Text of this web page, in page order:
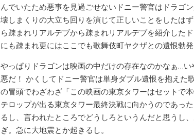
んでいたため悪事を見過ごせないドニー警官はドラゴ
壊しまくりの大立ち回りを演じて正しいことをしたは
ら疎まれリアルデブから疎まれリアルデブを紹介した
にも疎まれ更にはここでも歌舞伎町ヤクザとの遺恨勃発
やっぱりドラゴンは映画の中だけの存在なのかなぁ…
悪だ！ かくしてドニー警官は単身ダブル遺恨を抱えた
の冒頭でわざわざ「この映画の東京タワーはセットで
テロップが出る東京タワー最終決戦に向かうのであっ
るし、言われたところでどうしろというんだと思うし
ぎ。急に大地震とか起きるし。